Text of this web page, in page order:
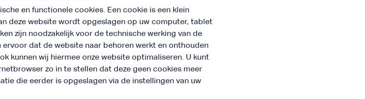
en functionele cookies. Een cookie is een klein
deze website wordt opgeslagen op uw computer, tablet
zijn noodzakelijk voor de technische werking van de
dat de website naar behoren werkt en onthouden
kunnen wij hiermee onze website optimaliseren. U kunt
zo in te stellen dat deze geen cookies meer
die eerder is opgeslagen via de instellingen van uw